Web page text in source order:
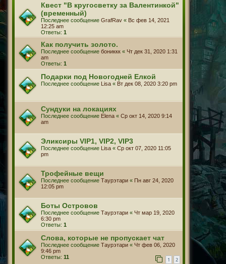
Квест "В кругосветку за Валентинкой"
(временный)
Последнее сообщение GrafRav « Вс фев 14, 2021
12:25 am
Ответы: 1
Как получить золото.
Последнее сообщение бониккк « Чт дек 31, 2020 1:31
am
Ответы: 1
Подарки под Новогодней Елкой
Последнее сообщение Lisa « Вт дек 08, 2020 3:20 pm
Сундуки на локациях
Последнее сообщение Elena « Ср окт 14, 2020 9:14
am
Эликсиры VIP1, VIP2, VIP3
Последнее сообщение Lisa « Ср окт 07, 2020 11:05
pm
Трофейные вещи
Последнее сообщение Таурэтари « Пн авг 24, 2020
12:05 pm
Боты Островов
Последнее сообщение Таурэтари « Чт мар 19, 2020
6:30 pm
Ответы: 1
Слова, которые не пропускает чат
Последнее сообщение Таурэтари « Чт фев 06, 2020
9:46 pm
Ответы: 11 1 2